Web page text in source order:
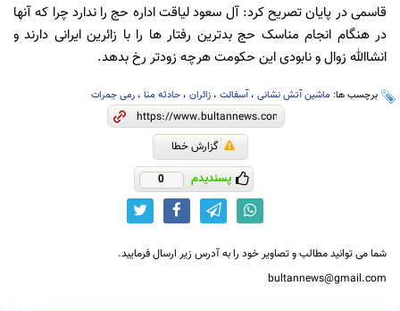
قاسمی در پایان تصریح کرد: آل سعود لیاقت اداره حج را ندارد چرا که آنها
در هنگام انجام مناسک حج بدترین رفتار ها را با زائرین ایرانی دارند و
انشاالله زوال و نابودی این حکومت هرچه زودتر رخ بدهد.
برچسب ها: ماشین آتش نشانی ،آسفالت ، زائران ، حادثه منا ، رمی جمرات
گزارش خطا
پسندیدم 0
شما می توانید مطالب و تصاویر خود را به آدرس زیر ارسال فرمایید.
bultannews@gmail.com